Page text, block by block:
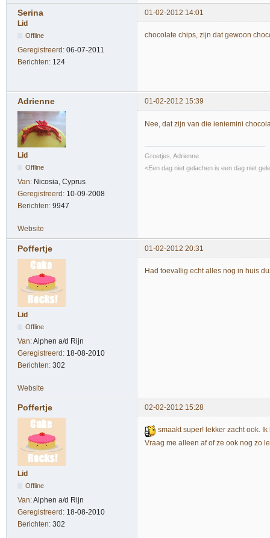
Serina
01-02-2012 14:01
Lid
Offline
Geregistreerd: 06-07-2011
Berichten: 124
chocolate chips, zijn dat gewoon
Adrienne 01-02-2012 15:39
Lid
Offline
Van: Nicosia, Cyprus
Geregistreerd: 10-09-2008
Berichten: 9947
Nee, dat zijn van die ieniemini
Groetjes, Adrienne
<Een dag niet gelachen is een dag niet
Website
Poffertje 01-02-2012 20:31
Lid
Offline
Van:Alphen a/d Rijn
Geregistreerd: 18-08-2010
Berichten: 302
Had toevallig echt alles nog in huis
Website
Poffertje 02-02-2012 15:28
Lid
Offline
Van:Alphen a/d Rijn
Geregistreerd: 18-08-2010
Berichten: 302
smaakt super! lekker zacht ook.
Vraag me alleen af of ze ook nog zo